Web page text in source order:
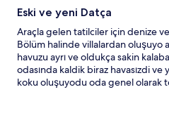
Eski ve yeni Datça
Araçla gelen tatilciler için denize
Bölüm halinde villalardan oluşuyo
havuzu ayrı ve oldukça sakin
odasında kaldik biraz havasızdi ve
koku oluşuyodu oda genel olarak